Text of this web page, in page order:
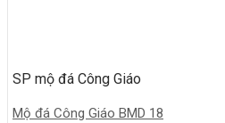
SP mộ đá Công Giáo
Mộ đá Công Giáo BMD 18